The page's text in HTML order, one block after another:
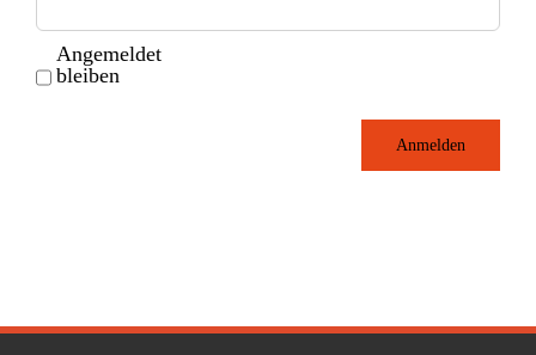
Angemeldet
bleiben
Anmelden